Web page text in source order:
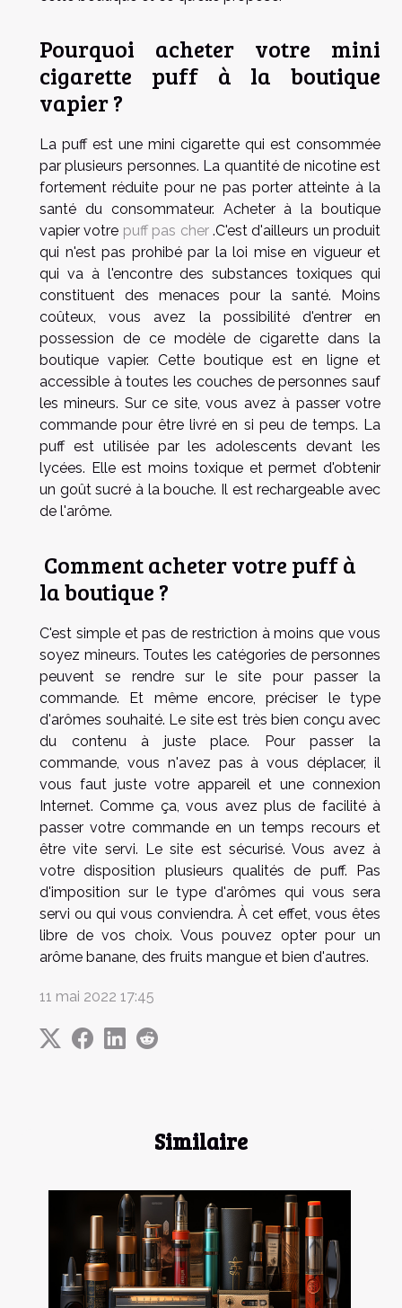
Similaire
Pourquoi acheter votre mini
cigarette puff à la boutique
vapier ?
La puff est une mini cigarette qui est consommée
par plusieurs personnes. La quantité de nicotine est
fortement réduite pour ne pas porter atteinte à la
santé du consommateur. Acheter à la boutique
vapier votre puff pas cher .C'est d'ailleurs un produit
qui n'est pas prohibé par la loi mise en vigueur et
qui va à l'encontre des substances toxiques qui
constituent des menaces pour la santé. Moins
coûteux, vous avez la possibilité d'entrer en
possession de ce modèle de cigarette dans la
boutique vapier. Cette boutique est en ligne et
accessible à toutes les couches de personnes sauf
les mineurs. Sur ce site, vous avez à passer votre
commande pour être livré en si peu de temps. La
puff est utilisée par les adolescents devant les
lycées. Elle est moins toxique et permet d'obtenir
un goût sucré à la bouche. Il est rechargeable avec
de l'arôme.
Comment acheter votre puff à
la boutique ?
C'est simple et pas de restriction à moins que vous
soyez mineurs. Toutes les catégories de personnes
peuvent se rendre sur le site pour passer la
commande. Et même encore, préciser le type
d'arômes souhaité. Le site est très bien conçu avec
du contenu à juste place. Pour passer la
commande, vous n'avez pas à vous déplacer, il
vous faut juste votre appareil et une connexion
Internet. Comme ça, vous avez plus de facilité à
passer votre commande en un temps recours et
être vite servi. Le site est sécurisé. Vous avez à
votre disposition plusieurs qualités de puff. Pas
d'imposition sur le type d'arômes qui vous sera
servi ou qui vous conviendra. À cet effet, vous êtes
libre de vos choix. Vous pouvez opter pour un
arôme banane, des fruits mangue et bien d'autres.
11 mai 2022 17:45